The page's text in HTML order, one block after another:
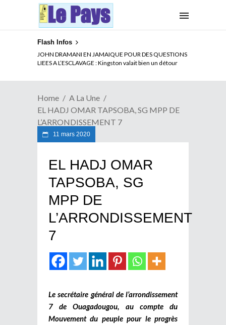
Flash Infos
JOHN DRAMANI EN JAMAIQUE POUR DES QUESTIONS
LIEES A L’ESCLAVAGE : Kingston valait bien un détour
ELECTION DE TALON A LA TETE DU SENAT BENINOIS :
Quand Patrice quitte le pouvoir sans partir !
Home
A La Une
EL HADJ OMAR TAPSOBA, SG MPP DE
L’ARRONDISSEMENT 7
11 mars 2020
EL HADJ OMAR
TAPSOBA, SG
MPP DE
L’ARRONDISSEMENT
7
Le secrétaire général de l’arrondissement
7 de Ouagadougou, au compte du
Mouvement du peuple pour le progrès